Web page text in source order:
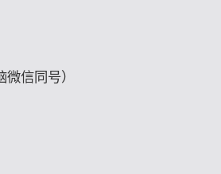
信同号）